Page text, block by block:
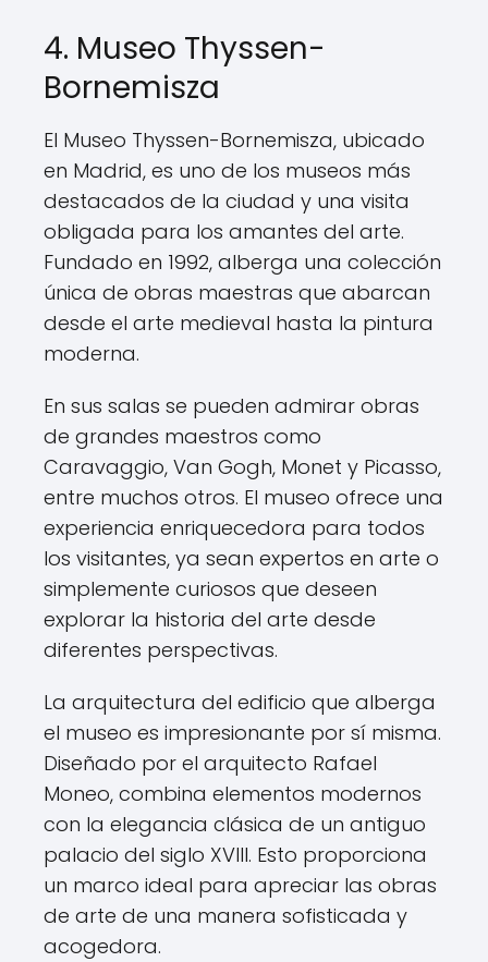
4. Museo Thyssen-
Bornemisza
El Museo Thyssen-Bornemisza, ubicado
en Madrid, es uno de los museos más
destacados de la ciudad y una visita
obligada para los amantes del arte.
Fundado en 1992, alberga una colección
única de obras maestras que abarcan
desde el arte medieval hasta la pintura
moderna.
En sus salas se pueden admirar obras
de grandes maestros como
Caravaggio, Van Gogh, Monet y Picasso,
entre muchos otros. El museo ofrece una
experiencia enriquecedora para todos
los visitantes, ya sean expertos en arte o
simplemente curiosos que deseen
explorar la historia del arte desde
diferentes perspectivas.
La arquitectura del edificio que alberga
el museo es impresionante por sí misma.
Diseñado por el arquitecto Rafael
Moneo, combina elementos modernos
con la elegancia clásica de un antiguo
palacio del siglo XVIII. Esto proporciona
un marco ideal para apreciar las obras
de arte de una manera sofisticada y
acogedora.